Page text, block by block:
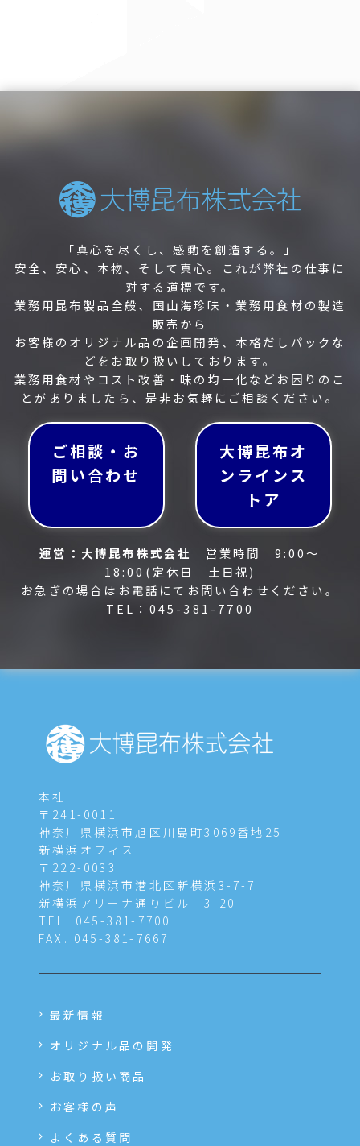
「真心を尽くし、感動を創造する。」
安全、安心、本物、そして真心。これが弊社の仕事に
対する道標です。
業務用昆布製品全般、国山海珍味・業務用食材の製造
販売から
お客様のオリジナル品の企画開発、本格だしパックな
どをお取り扱いしております。
業務用食材やコスト改善・味の均一化などお困りのこ
とがありましたら、是非お気軽にご相談ください。
ご相談・お
問い合わせ
大博昆布オ
ンラインス
トア
運営：大博昆布株式会社
営業時間 9:00～
18:00(定休日 土日祝)
お急ぎの場合はお電話にてお問い合わせください。
TEL：045-381-7700
本社
〒241-0011
神奈川県横浜市旭区川島町3069番地25
新横浜オフィス
〒222-0033
神奈川県横浜市港北区新横浜3-7-7
新横浜アリーナ通りビル 3-20
TEL. 045-381-7700
FAX. 045-381-7667
最新情報
オリジナル品の開発
お取り扱い商品
お客様の声
よくある質問